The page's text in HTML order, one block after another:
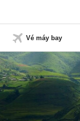
Vé máy bay